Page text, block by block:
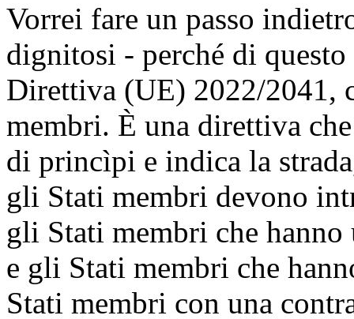
Vorrei fare un passo
dignitosi - perché di
Direttiva (UE) 2022/2041,
membri. È una direttiva
di princìpi e indica la
gli Stati membri devono
gli Stati membri che
e gli Stati membri che
Stati membri con una